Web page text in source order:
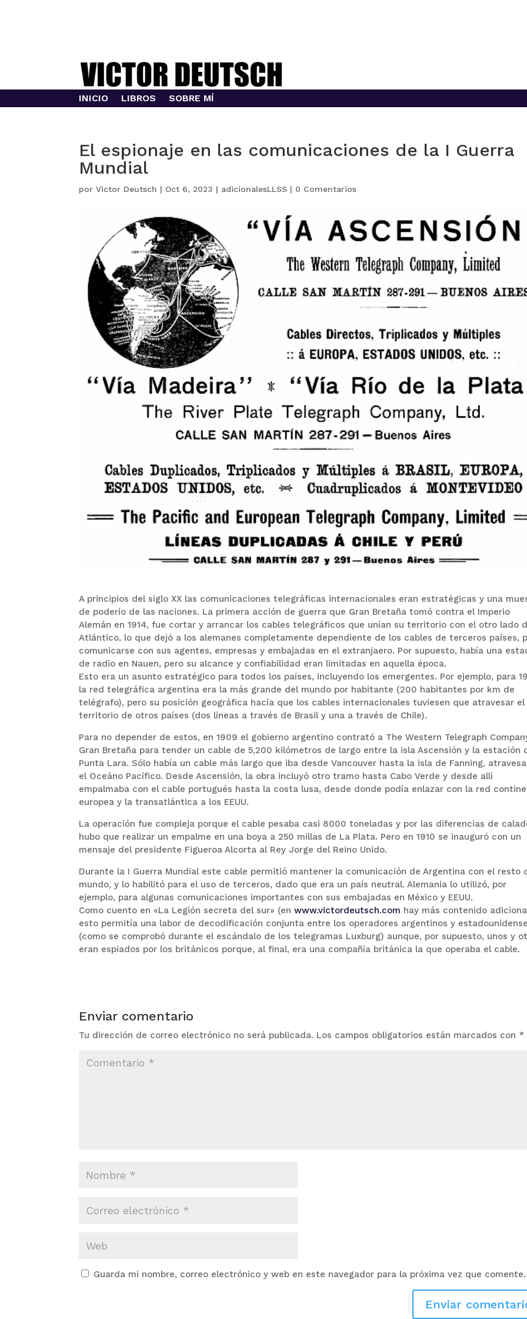
INICIO LIBROS SOBRE MÍ
El espionaje en las comunicaciones de la I Guerra
Mundial
porVictor Deutsch | Oct 6, 2023 | adicionalesLLSS | 0 Comentarios
A principios del siglo XX las comunicaciones telegráficas internacionales eran estratégicas y una
de poderío de las naciones. La primera acción de guerra que Gran Bretaña tomó contra el Imperio
Alemán en 1914, fue cortar y arrancar los cables telegráficos que unían su territorio con el otro lado
Atlántico, lo que dejó a los alemanes completamente dependiente de los cables de terceros países,
comunicarse con sus agentes, empresas y embajadas en el extranjaero. Por supuesto, había una
de radio en Nauen, pero su alcance y confiabilidad eran limitadas en aquella época.
Esto era un asunto estratégico para todos los países, incluyendo los emergentes. Por ejemplo, para
la red telegráfica argentina era la más grande del mundo por habitante (200 habitantes por km de
telégrafo), pero su posición geográfica hacía que los cables internacionales tuviesen que atravesar el
territorio de otros países (dos líneas a través de Brasil y una a través de Chile).
Para no depender de estos, en 1909 el gobierno argentino contrató a The Western Telegraph
Gran Bretaña para tender un cable de 5,200 kilómetros de largo entre la isla Ascensión y la estación
Punta Lara. Sólo había un cable más largo que iba desde Vancouver hasta la isla de Fanning,
el Oceáno Pacífico. Desde Ascensión, la obra incluyó otro tramo hasta Cabo Verde y desde allí
empalmaba con el cable portugués hasta la costa lusa, desde donde podía enlazar con la red
europea y la transatlántica a los EEUU.
La operación fue compleja porque el cable pesaba casi 8000 toneladas y por las diferencias de
hubo que realizar un empalme en una boya a 250 millas de La Plata. Pero en 1910 se inauguró con un
mensaje del presidente Figueroa Alcorta al Rey Jorge del Reino Unido.
Durante la I Guerra Mundial este cable permitió mantener la comunicación de Argentina con el resto
mundo, y lo habilitó para el uso de terceros, dado que era un país neutral. Alemania lo utilizó, por
ejemplo, para algunas comunicaciones importantes con sus embajadas en México y EEUU.
Como cuento en «La Legión secreta del sur» (enwww.victordeutsch.com hay más contenido
esto permitía una labor de decodificación conjunta entre los operadores argentinos y
(como se comprobó durante el escándalo de los telegramas Luxburg) aunque, por supuesto, unos y
eran espiados por los británicos porque, al final, era una compañía británica la que operaba el cable.
Enviar comentario
Tu dirección de correo electrónico no será publicada. Los campos obligatorios están marcados con *
Guarda mi nombre, correo electrónico y web en este navegador para la próxima vez que comente.